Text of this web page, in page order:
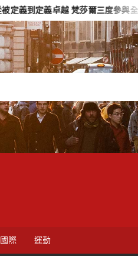
越 梵莎爾三度參與全國技能競賽
國際 運動